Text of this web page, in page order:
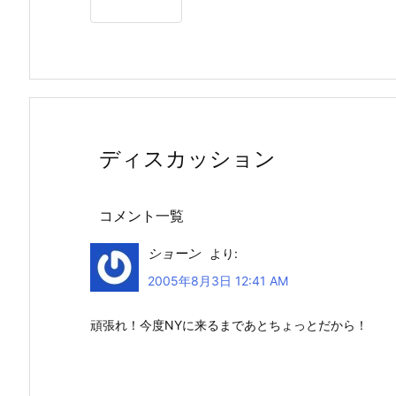
ディスカッション
コメント一覧
ショーン
より:
2005年8月3日 12:41 AM
頑張れ！今度NYに来るまであとちょっとだから！